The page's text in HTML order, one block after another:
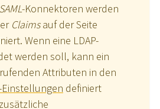
SAML-Konnektoren werden
Claimsauf der Seite
Wenn eine LDAP-
werden soll, kann ein
Attributen in den
Einstellungen definiert